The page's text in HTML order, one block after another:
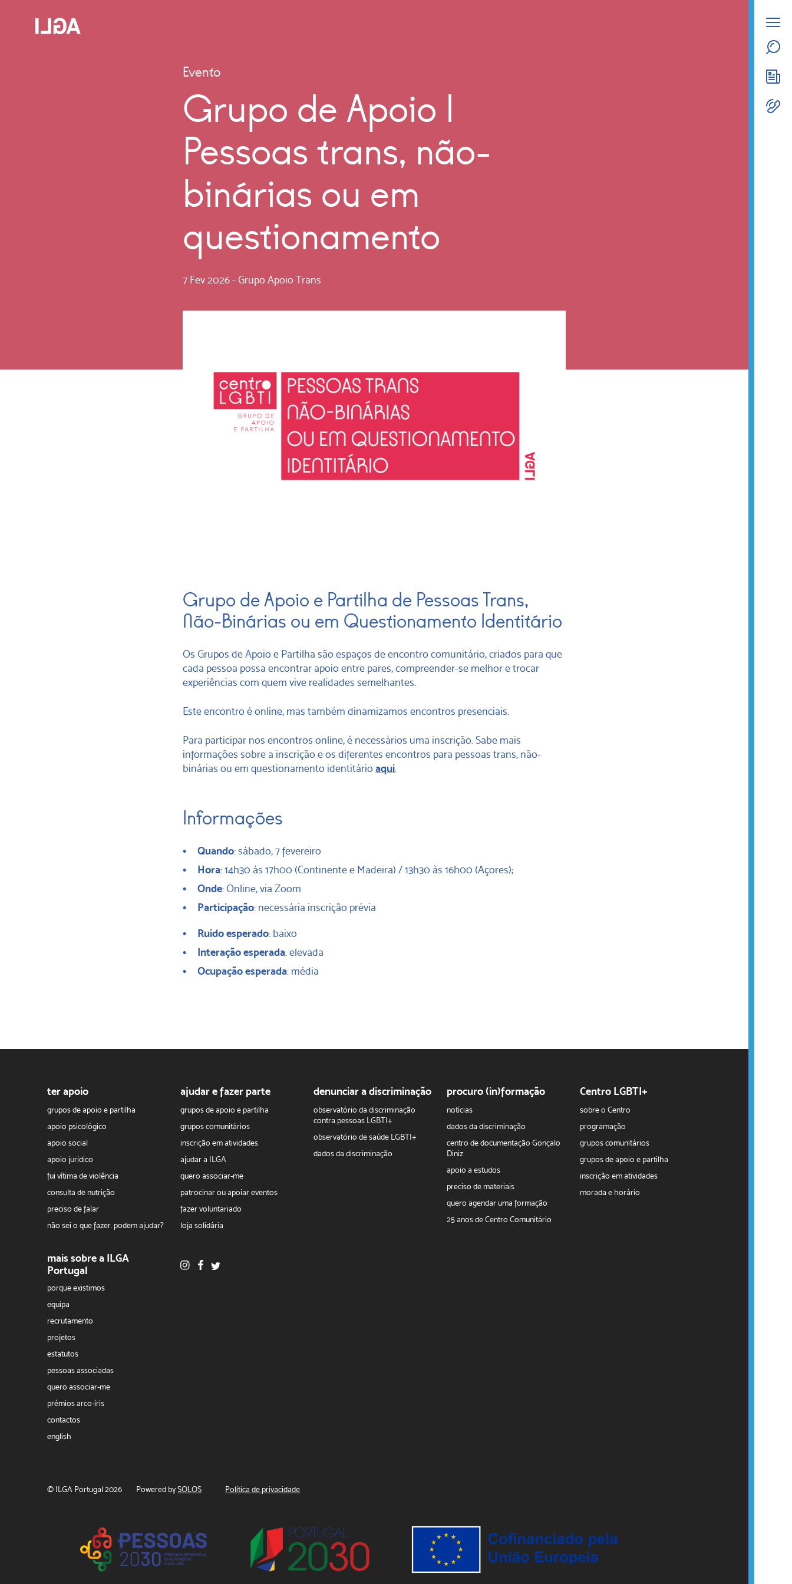
Evento
Grupo de Apoio |
Pessoas trans, não-
binárias ou em
questionamento
7 Fev 2026-Grupo Apoio Trans
Grupo de Apoio e Partilha de Pessoas Trans,
Não-Binárias ou em Questionamento Identitário
Os Grupos de Apoio e Partilha são espaços de encontro comunitário, criados para que
cada pessoa possa encontrar apoio entre pares, compreender-se melhor e trocar
experiências com quem vive realidades semelhantes.
Este encontro é online, mas também dinamizamos encontros presenciais.
Para participar nos encontros online, é necessários uma inscrição. Sabe mais
informações sobre a inscrição e os diferentes encontros para pessoas trans, não-
binárias ou em questionamento identitárioaqui
Informações
Quando: sábado, 7 fevereiro
Hora: 14h30 às 17h00 (Continente e Madeira) / 13h30 às 16h00 (Açores);
Onde: Online, via Zoom
Participação: necessária inscrição prévia
Ruído esperado: baixo
Interação esperada: elevada
Ocupação esperada: média
ter apoio
grupos de apoio e partilha
apoio psicológico
apoio social
apoio jurídico
fui vítima de violência
consulta de nutrição
preciso de falar
não sei o que fazer. podem ajudar?
ajudar e fazer parte
grupos de apoio e partilha
grupos comunitários
inscrição em atividades
ajudar a ILGA
quero associar-me
patrocinar ou apoiar eventos
fazer voluntariado
loja solidária
denunciar a discriminação
observatório da discriminação
contra pessoas LGBTI+
observatório de saúde LGBTI+
dados da discriminação
procuro (in)formação
notícias
dados da discriminação
centro de documentação Gonçalo
Diniz
apoio a estudos
preciso de materiais
quero agendar uma formação
25 anos de Centro Comunitário
Centro LGBTI+
sobre o Centro
programação
grupos comunitários
grupos de apoio e partilha
inscrição em atividades
morada e horário
mais sobre a ILGA
Portugal
porque existimos
equipa
recrutamento
projetos
estatutos
pessoas associadas
quero associar-me
prémios arco-íris
contactos
english
© ILGA Portugal 2026 Powered bySOLOS Política de privacidade